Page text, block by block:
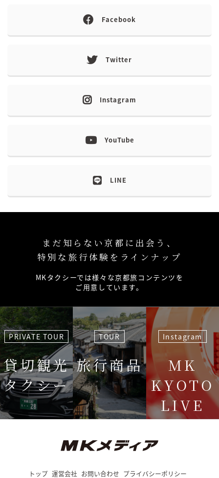
Facebook
Twitter
Instagram
YouTube
LINE
まだ知らない京都に出会う、
特別な旅行体験をラインナップ
MKタクシーでは様々な京都旅コンテンツを
ご用意しています。
PRIVATE TOUR
貸切観光
タクシー
TOUR
旅行商品
Instagram
MK
KYOTO
LIVE
トップ 運営会社 お問い合わせ プライバシーポリシー